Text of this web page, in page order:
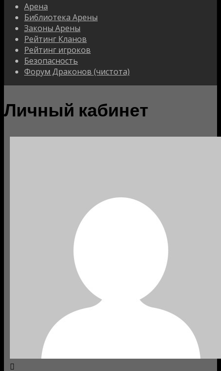
Арена
Библиотека Арены
Законы Арены
Рейтинг Кланов
Рейтинг игроков
Безопасность
Форум Драконов (чистота)
Личный кабинет